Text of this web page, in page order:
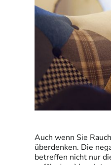
Auch wenn Sie
überdenken. Die
betreffen nicht nur